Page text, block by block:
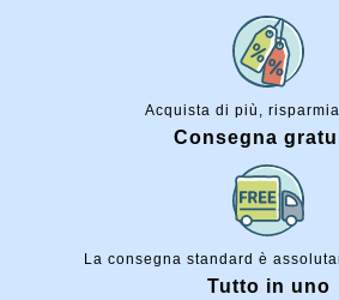
Acquista di più,
Consegna
La consegna standard è
Tutto in uno